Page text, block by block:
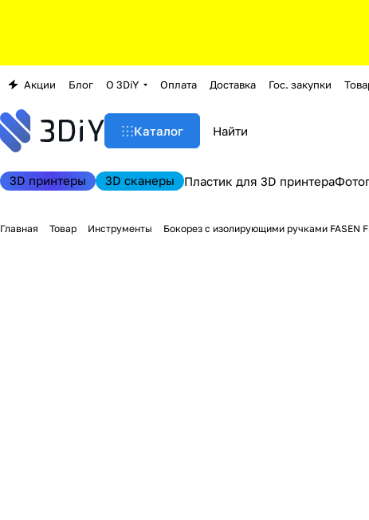
Акции Блог О 3DiY Оплата Доставка Гос. закупки
Каталог
3D принтеры 3D сканеры Пластик для 3D принтера
Главная Товар Инструменты Бокорез с изолирующими ручками FASEN